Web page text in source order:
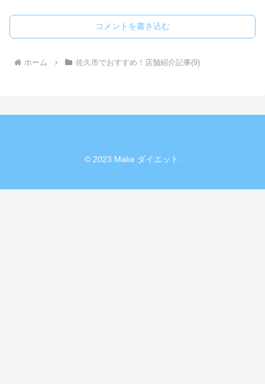
コメントを書き込む
ホーム 佐久市でおすすめ！店舗紹介記事(9)
© 2023 Make ダイエット.